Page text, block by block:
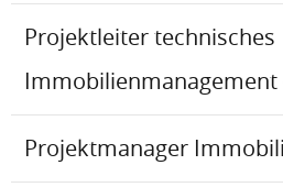
Projektleiter technisches
Projektmanager